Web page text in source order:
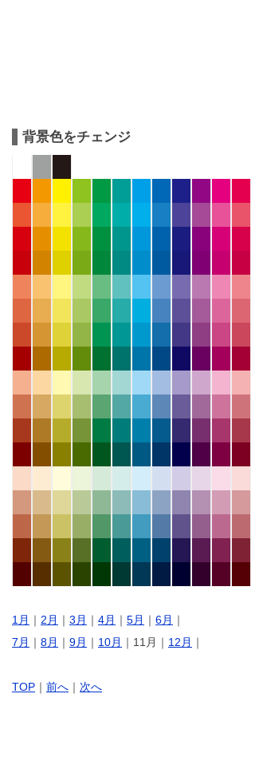
背景色をチェンジ
1月 ｜ 2月 ｜ 3月 ｜ 4月 ｜ 5月 ｜ 6月 ｜
7月 ｜ 8月 ｜ 9月 ｜ 10月 ｜11月｜ 12月 ｜
TOP ｜ 前へ ｜ 次へ